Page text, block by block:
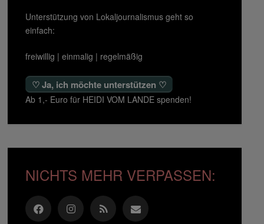
Unterstützung von Lokaljournalismus geht so
einfach:
freiwillig | einmalig | regelmäßig
♡ Ja, ich möchte unterstützen ♡
Ab 1,- Euro für HEIDI VOM LANDE spenden!
NICHTS MEHR VERPASSEN: